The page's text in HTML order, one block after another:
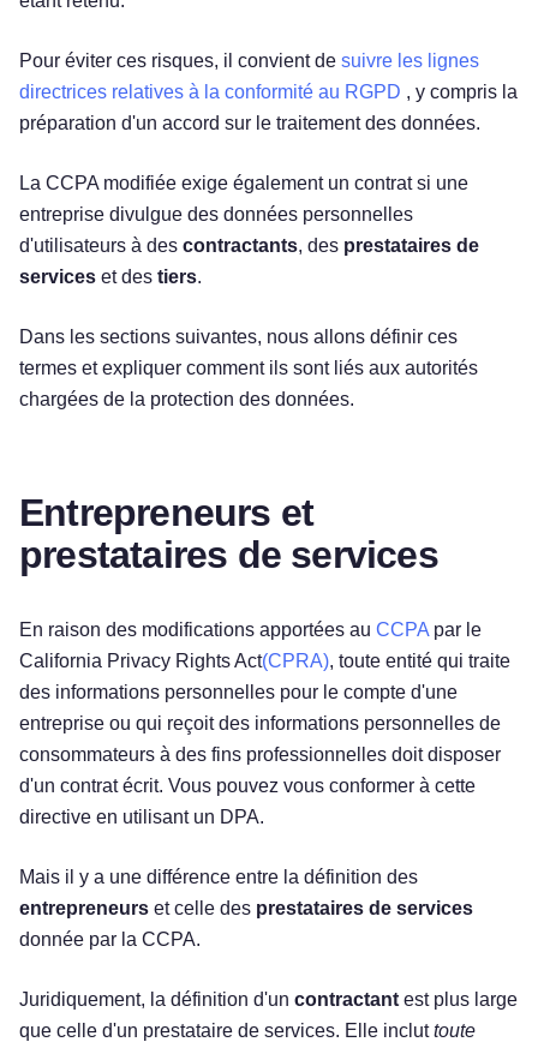
Pour éviter ces risques, il convient de suivre les lignes
directrices relatives à la conformité au RGPD , y compris la
préparation d'un accord sur le traitement des données.
La CCPA modifiée exige également un contrat si une
entreprise divulgue des données personnelles
d'utilisateurs à des contractants, des prestataires de
services et des tiers.
Dans les sections suivantes, nous allons définir ces
termes et expliquer comment ils sont liés aux autorités
chargées de la protection des données.
Entrepreneurs et
prestataires de services
En raison des modifications apportées au CCPA par le
California Privacy Rights Act(CPRA), toute entité qui traite
des informations personnelles pour le compte d'une
entreprise ou qui reçoit des informations personnelles de
consommateurs à des fins professionnelles doit disposer
d'un contrat écrit. Vous pouvez vous conformer à cette
directive en utilisant un DPA.
Mais il y a une différence entre la définition des
entrepreneurs et celle des prestataires de services
donnée par la CCPA.
Juridiquement, la définition d'un contractant est plus large
que celle d'un prestataire de services. Elle incluttoute